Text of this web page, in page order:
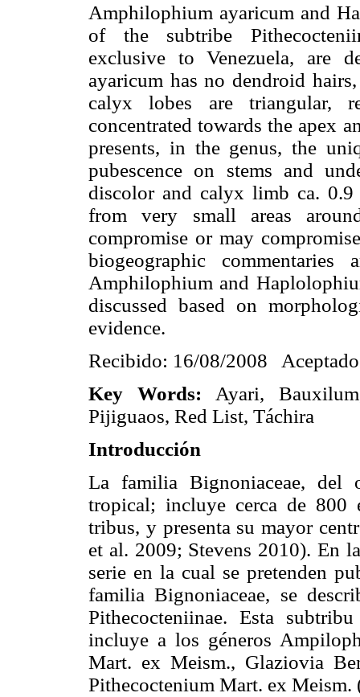
Amphilophium ayaricum and
of the subtribe
exclusive to Venezuela, are
ayaricum has no dendroid
calyx lobes are triangular,
concentrated towards the apex
presents, in the genus, the
pubescence on stems and
discolor and calyx limb ca.
from very small areas
compromise or may
biogeographic
Amphilophium and
discussed based on
evidence.
Recibido: 16/08/2008
Key Words: Ayari,
Pijiguaos, Red List, Táchira
Introducción
La familia Bignoniaceae, del
tropical; incluye cerca de 800
tribus, y presenta su mayor
et al. 2009; Stevens 2010). En
serie en la cual se pretenden
familia Bignoniaceae, se
Pithecocteniinae. Esta
incluye a los géneros
Mart. ex Meism., Glaziovia
Pithecoctenium Mart. ex Meism.